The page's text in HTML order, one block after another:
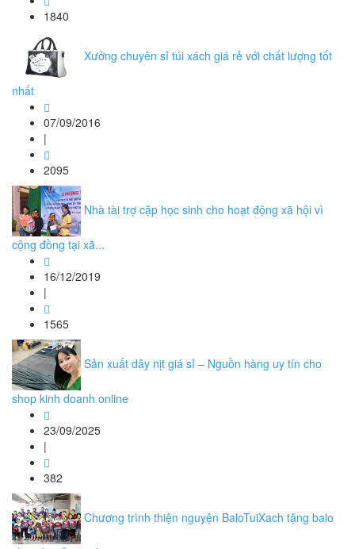
1840
Xưởng chuyên sỉ túi xách giá rẻ với chất lượng tốt
nhất
07/09/2016
|
2095
Nhà tài trợ cặp học sinh cho hoạt động xã hội vì
cộng đồng tại xã...
16/12/2019
|
1565
Sản xuất dây nịt giá sỉ – Nguồn hàng uy tín cho
shop kinh doanh online
23/09/2025
|
382
Chương trình thiện nguyện BaloTuiXach tặng balo